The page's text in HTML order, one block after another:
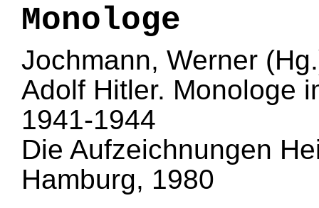
Monologe
Jochmann, Werner
Adolf Hitler. Monologe
1941-1944
Die Aufzeichnungen
Hamburg, 1980